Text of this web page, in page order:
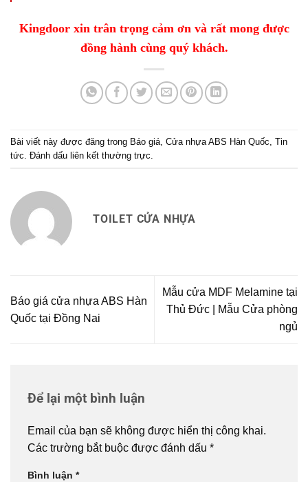
Kingdoor xin trân trọng cảm ơn và rất mong được
đồng hành cùng quý khách.
Bài viết này được đăng trong Báo giá Cửa nhựa ABS Hàn Quốc Tin
tức . Đánh dấu liên kết thường trực
TOILET CỬA NHỰA
Báo giá cửa nhựa ABS Hàn
Quốc tại Đồng Nai
Mẫu cửa MDF Melamine tại
Thủ Đức | Mẫu Cửa phòng
ngủ
Để lại một bình luận
Email của bạn sẽ không được hiển thị công khai.
Các trường bắt buộc được đánh dấu *
Bình luận *